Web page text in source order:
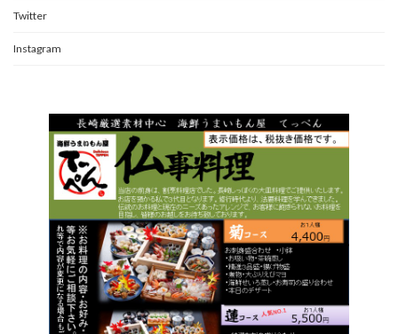
Twitter
Instagram